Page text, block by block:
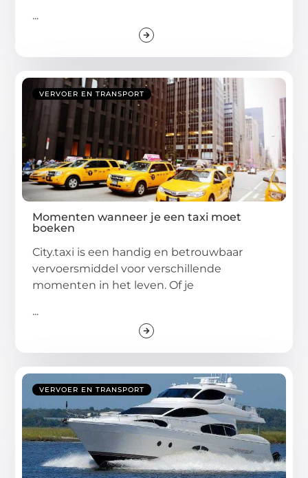
...
VERVOER EN TRANSPORT
Momenten wanneer je een taxi moet
boeken
City.taxi is een handig en betrouwbaar
vervoersmiddel voor verschillende
momenten in het leven. Of je
...
VERVOER EN TRANSPORT